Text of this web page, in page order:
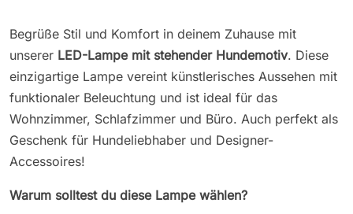
Begrüße Stil und Komfort in deinem Zuhause mit
unserer LED-Lampe mit stehender Hundemotiv. Diese
einzigartige Lampe vereint künstlerisches Aussehen mit
funktionaler Beleuchtung und ist ideal für das
Wohnzimmer, Schlafzimmer und Büro. Auch perfekt als
Geschenk für Hundeliebhaber und Designer-
Accessoires!
Warum solltest du diese Lampe wählen?